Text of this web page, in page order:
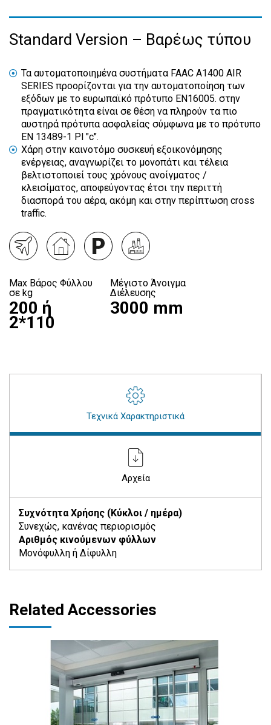
Standard Version – Βαρέως τύπου
Τα αυτοματοποιημένα συστήματα FAAC A1400 AIR
SERIES προορίζονται για την αυτοματοποίηση των
εξόδων με το ευρωπαϊκό πρότυπο EN16005. στην
πραγματικότητα είναι σε θέση να πληρούν τα πιο
αυστηρά πρότυπα ασφαλείας σύμφωνα με το πρότυπο
EN 13489-1 Pl "c".
Χάρη στην καινοτόμο συσκευή εξοικονόμησης
ενέργειας, αναγνωρίζει το μονοπάτι και τέλεια
βελτιστοποιεί τους χρόνους ανοίγματος /
κλεισίματος, αποφεύγοντας έτσι την περιττή
διασπορά του αέρα, ακόμη και στην περίπτωση cross
traffic.
Max Βάρος Φύλλου
σε kg
200 ή
2*110
Μέγιστο Άνοιγμα
Διέλευσης
3000 mm
Τεχνικά Χαρακτηριστικά
Αρχεία
Συχνότητα Χρήσης (Κύκλοι / ημέρα)
Συνεχώς, κανένας περιορισμός
Αριθμός κινούμενων φύλλων
Μονόφυλλη ή Δίφυλλη
Related Accessories